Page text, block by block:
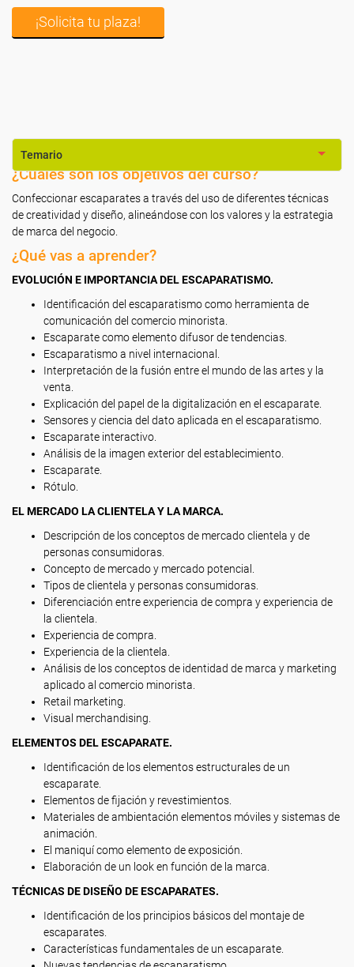
¡Solicita tu plaza!
Temario
¿Cuáles son los objetivos del curso?
Confeccionar escaparates a través del uso de diferentes técnicas
de creatividad y diseño, alineándose con los valores y la estrategia
de marca del negocio.
¿Qué vas a aprender?
EVOLUCIÓN E IMPORTANCIA DEL ESCAPARATISMO.
Identificación del escaparatismo como herramienta de
comunicación del comercio minorista.
Escaparate como elemento difusor de tendencias.
Escaparatismo a nivel internacional.
Interpretación de la fusión entre el mundo de las artes y la
venta.
Explicación del papel de la digitalización en el escaparate.
Sensores y ciencia del dato aplicada en el escaparatismo.
Escaparate interactivo.
Análisis de la imagen exterior del establecimiento.
Escaparate.
Rótulo.
EL MERCADO LA CLIENTELA Y LA MARCA.
Descripción de los conceptos de mercado clientela y de
personas consumidoras.
Concepto de mercado y mercado potencial.
Tipos de clientela y personas consumidoras.
Diferenciación entre experiencia de compra y experiencia de
la clientela.
Experiencia de compra.
Experiencia de la clientela.
Análisis de los conceptos de identidad de marca y marketing
aplicado al comercio minorista.
Retail marketing.
Visual merchandising.
ELEMENTOS DEL ESCAPARATE.
Identificación de los elementos estructurales de un
escaparate.
Elementos de fijación y revestimientos.
Materiales de ambientación elementos móviles y sistemas de
animación.
El maniquí como elemento de exposición.
Elaboración de un look en función de la marca.
TÉCNICAS DE DISEÑO DE ESCAPARATES.
Identificación de los principios básicos del montaje de
escaparates.
Características fundamentales de un escaparate.